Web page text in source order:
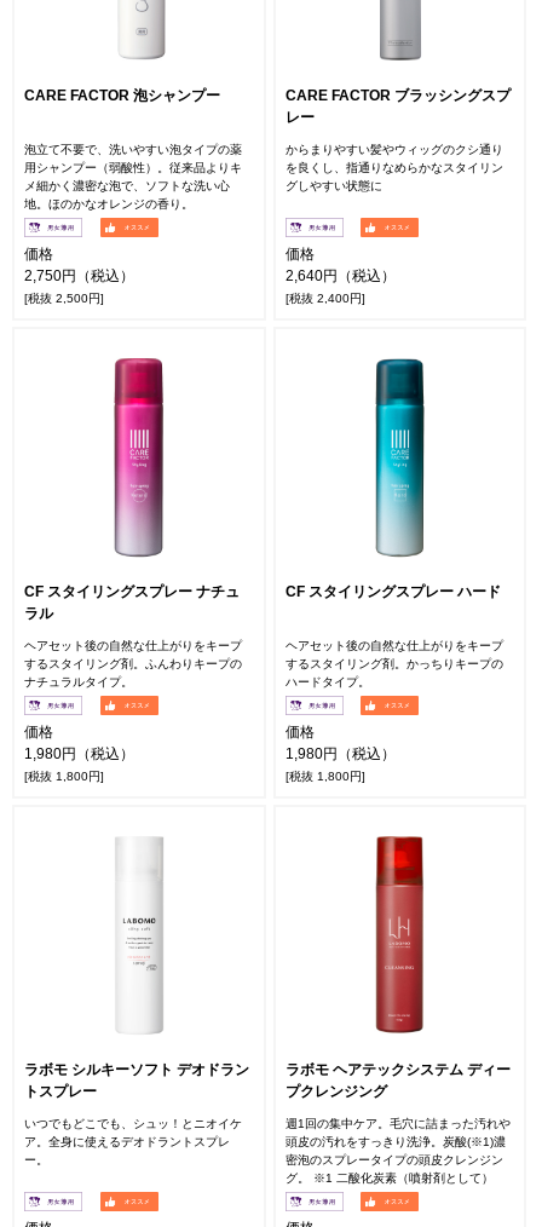
CARE FACTOR 泡シャンプー
泡立て不要で、洗いやすい泡タイプの薬
用シャンプー（弱酸性）。従来品よりキ
メ細かく濃密な泡で、ソフトな洗い心
地。ほのかなオレンジの香り。
価格
2,750円（税込）
[税抜 2,500円]
CARE FACTOR ブラッシングスプ
レー
からまりやすい髪やウィッグのクシ通り
を良くし、指通りなめらかなスタイリン
グしやすい状態に
価格
2,640円（税込）
[税抜 2,400円]
CF スタイリングスプレー ナチュ
ラル
ヘアセット後の自然な仕上がりをキープ
するスタイリング剤。ふんわりキープの
ナチュラルタイプ。
価格
1,980円（税込）
[税抜 1,800円]
CF スタイリングスプレー ハード
ヘアセット後の自然な仕上がりをキープ
するスタイリング剤。かっちりキープの
ハードタイプ。
価格
1,980円（税込）
[税抜 1,800円]
ラボモ シルキーソフト デオドラン
トスプレー
いつでもどこでも、シュッ！とニオイケ
ア。全身に使えるデオドラントスプレ
ー。
ラボモ ヘアテックシステム ディー
プクレンジング
週1回の集中ケア。毛穴に詰まった汚れや
頭皮の汚れをすっきり洗浄。炭酸(※1)濃
密泡のスプレータイプの頭皮クレンジン
グ。 ※1 二酸化炭素（噴射剤として）